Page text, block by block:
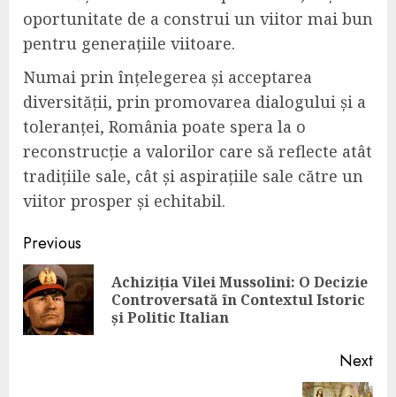
oportunitate de a construi un viitor mai bun
pentru generațiile viitoare.
Numai prin înțelegerea și acceptarea
diversității, prin promovarea dialogului și a
toleranței, România poate spera la o
reconstrucție a valorilor care să reflecte atât
tradițiile sale, cât și aspirațiile sale către un
viitor prosper și echitabil.
Continue
Reading
Previous
Achiziția Vilei Mussolini: O Decizie
Controversată în Contextul Istoric
și Politic Italian
Next